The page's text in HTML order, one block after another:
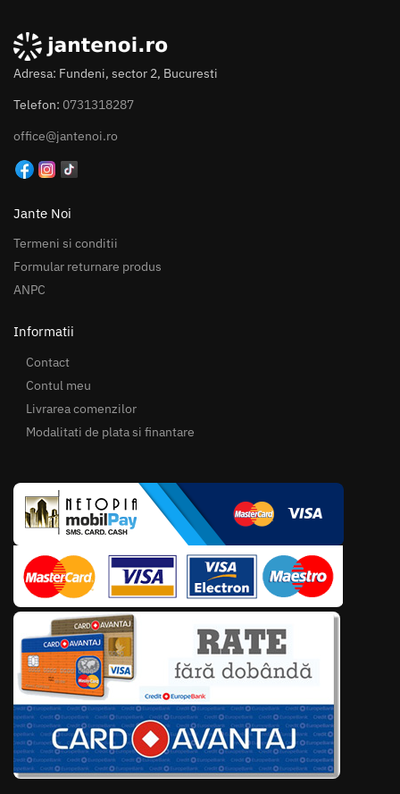
Adresa: Fundeni, sector 2, Bucuresti
Telefon: 0731318287
office@jantenoi.ro
Jante Noi
Termeni si conditii
Formular returnare produs
ANPC
Informatii
Contact
Contul meu
Livrarea comenzilor
Modalitati de plata si finantare